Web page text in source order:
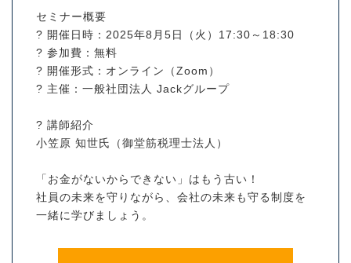
セミナー概要
? 開催日時：2025年8月5日（火）17:30～18:30
? 参加費：無料
? 開催形式：オンライン（Zoom）
? 主催：一般社団法人 Jackグループ
? 講師紹介
小笠原 知世氏（御堂筋税理士法人）
「お金がないからできない」はもう古い！
社員の未来を守りながら、会社の未来も守る制度を
一緒に学びましょう。